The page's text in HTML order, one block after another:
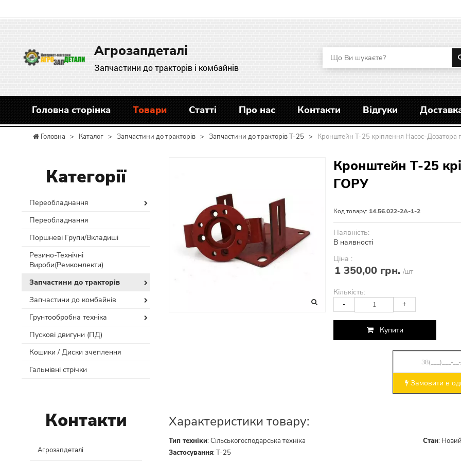
Агрозапдеталі
Запчастини до тракторів і комбайнів
Головна сторінка Товари Статті Про нас Контакти Відгуки
Головна > Каталог > Запчастини до тракторів > Запчастини до тракторів Т-25 > Кронштейн Т-25 кріплення Насос-Дозатора
Кронштейн Т-25
ГОРУ
Код товару: 14.56.022-2А-1-2
Наявність:
В наявності
Ціна :
1 350,00 грн. /шт
Кількість:
- +
Купити
Замовити в
Характеристики товару:
Тип техніки:Сільськогосподарська техніка Стан:
Застосування:Т-25
Категорії
Переобладнання
Переобладнання
Поршневі Групи/Вкладиші
Резино-Технічні
Вироби(Ремкомлекти)
Запчастини до тракторів
Запчастини до комбайнів
Грунтообробна техніка
Пускові двигуни (ПД)
Кошики / Диски зчеплення
Гальмівні стрічки
Контакти
Агрозапдеталі